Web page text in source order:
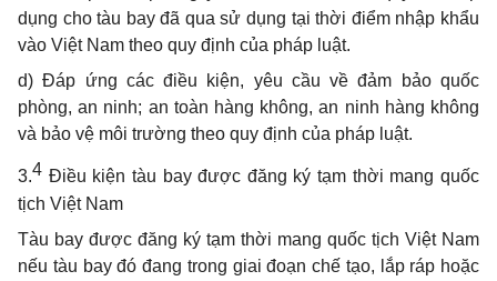
dụng cho tàu bay đã qua sử dụng tại thời điểm nhập khẩu
vào Việt Nam theo quy định của pháp luật.
d) Đáp ứng các điều kiện, yêu cầu về đảm bảo quốc
phòng, an ninh; an toàn hàng không, an ninh hàng không
và bảo vệ môi trường theo quy định của pháp luật.
3.4 Điều kiện tàu bay được đăng ký tạm thời mang quốc
tịch Việt Nam
Tàu bay được đăng ký tạm thời mang quốc tịch Việt Nam
nếu tàu bay đó đang trong giai đoạn chế tạo, lắp ráp hoặc